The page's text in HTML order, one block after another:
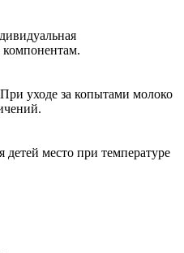
компонентам.
уходе за копытами молоко
детей место при температуре